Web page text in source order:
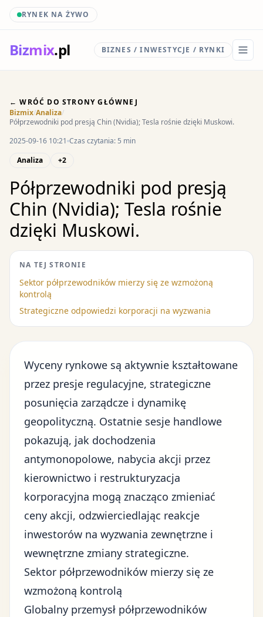
RYNEK NA ŻYWO
Bizmix.pl BIZNES / INWESTYCJE / RYNKI
← WRÓĆ DO STRONY GŁÓWNEJ
Bizmix/Analiza/
Półprzewodniki pod presją Chin (Nvidia); Tesla rośnie dzięki Muskowi.
2025-09-16 10:21 Czas czytania: 5 min
Analiza
+2
Półprzewodniki pod presją
Chin (Nvidia); Tesla rośnie
dzięki Muskowi.
NA TEJ STRONIE
Sektor półprzewodników mierzy się ze wzmożoną
kontrolą
Strategiczne odpowiedzi korporacji na wyzwania
Wyceny rynkowe są aktywnie kształtowane
przez presje regulacyjne, strategiczne
posunięcia zarządcze i dynamikę
geopolityczną. Ostatnie sesje handlowe
pokazują, jak dochodzenia
antymonopolowe, nabycia akcji przez
kierownictwo i restrukturyzacja
korporacyjna mogą znacząco zmieniać
ceny akcji, odzwierciedlając reakcje
inwestorów na wyzwania zewnętrzne i
wewnętrzne zmiany strategiczne.
Sektor półprzewodników mierzy się ze
wzmożoną kontrolą
Globalny przemysł półprzewodników